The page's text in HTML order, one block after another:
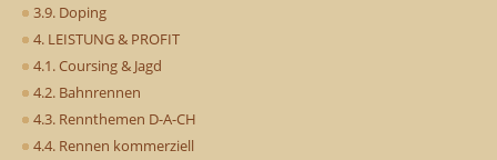
3.9. Doping
4. LEISTUNG & PROFIT
4.1. Coursing & Jagd
4.2. Bahnrennen
4.3. Rennthemen D-A-CH
4.4. Rennen kommerziell